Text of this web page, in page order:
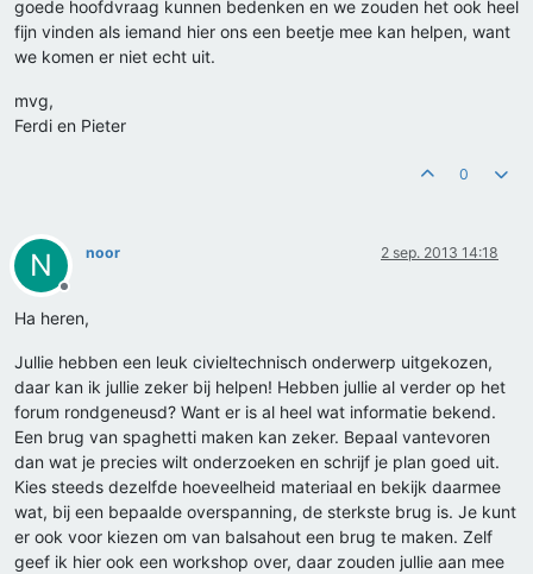
goede hoofdvraag kunnen bedenken en we zouden het ook heel
fijn vinden als iemand hier ons een beetje mee kan helpen, want
we komen er niet echt uit.
mvg,
Ferdi en Pieter
0
N
Offline
noor 2 sep. 2013 14:18
Ha heren,
Jullie hebben een leuk civieltechnisch onderwerp uitgekozen,
daar kan ik jullie zeker bij helpen! Hebben jullie al verder op het
forum rondgeneusd? Want er is al heel wat informatie bekend.
Een brug van spaghetti maken kan zeker. Bepaal vantevoren
dan wat je precies wilt onderzoeken en schrijf je plan goed uit.
Kies steeds dezelfde hoeveelheid materiaal en bekijk daarmee
wat, bij een bepaalde overspanning, de sterkste brug is. Je kunt
er ook voor kiezen om van balsahout een brug te maken. Zelf
geef ik hier ook een workshop over, daar zouden jullie aan mee